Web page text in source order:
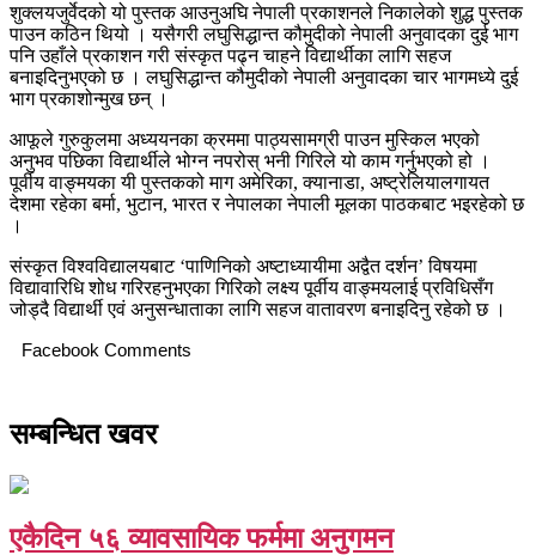
शुक्लयजुर्वेदको यो पुस्तक आउनुअघि नेपाली प्रकाशनले निकालेको शुद्ध पुस्तक
पाउन कठिन थियो । यसैगरी लघुसिद्धान्त कौमुदीको नेपाली अनुवादका दुई भाग
पनि उहाँले प्रकाशन गरी संस्कृत पढ्न चाहने विद्यार्थीका लागि सहज
बनाइदिनुभएको छ । लघुसिद्धान्त कौमुदीको नेपाली अनुवादका चार भागमध्ये दुई
भाग प्रकाशोन्मुख छन् ।
आफूले गुरुकुलमा अध्ययनका क्रममा पाठ्यसामग्री पाउन मुस्किल भएको
अनुभव पछिका विद्यार्थीले भोग्न नपरोस् भनी गिरिले यो काम गर्नुभएको हो ।
पूर्वीय वाङ्मयका यी पुस्तकको माग अमेरिका, क्यानाडा, अष्ट्रेलियालगायत
देशमा रहेका बर्मा, भुटान, भारत र नेपालका नेपाली मूलका पाठकबाट भइरहेको छ
।
संस्कृत विश्वविद्यालयबाट ‘पाणिनिको अष्टाध्यायीमा अद्वैत दर्शन’ विषयमा
विद्यावारिधि शोध गरिरहनुभएका गिरिको लक्ष्य पूर्वीय वाङ्मयलाई प्रविधिसँग
जोड्दै विद्यार्थी एवं अनुसन्धाताका लागि सहज वातावरण बनाइदिनु रहेको छ ।
Facebook Comments
सम्बन्धित खवर
एकैदिन ५६ व्यावसायिक फर्ममा अनुगमन